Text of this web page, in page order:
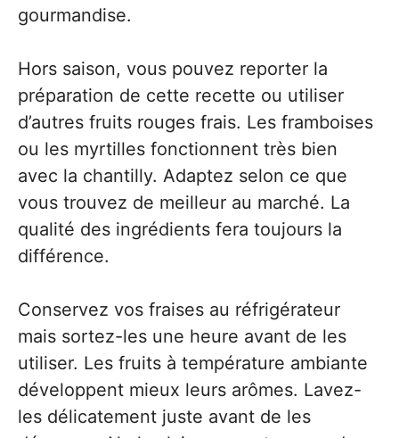
gourmandise.
Hors saison, vous pouvez reporter la
préparation de cette recette ou utiliser
d’autres fruits rouges frais. Les framboises
ou les myrtilles fonctionnent très bien
avec la chantilly. Adaptez selon ce que
vous trouvez de meilleur au marché. La
qualité des ingrédients fera toujours la
différence.
Conservez vos fraises au réfrigérateur
mais sortez-les une heure avant de les
utiliser. Les fruits à température ambiante
développent mieux leurs arômes. Lavez-
les délicatement juste avant de les